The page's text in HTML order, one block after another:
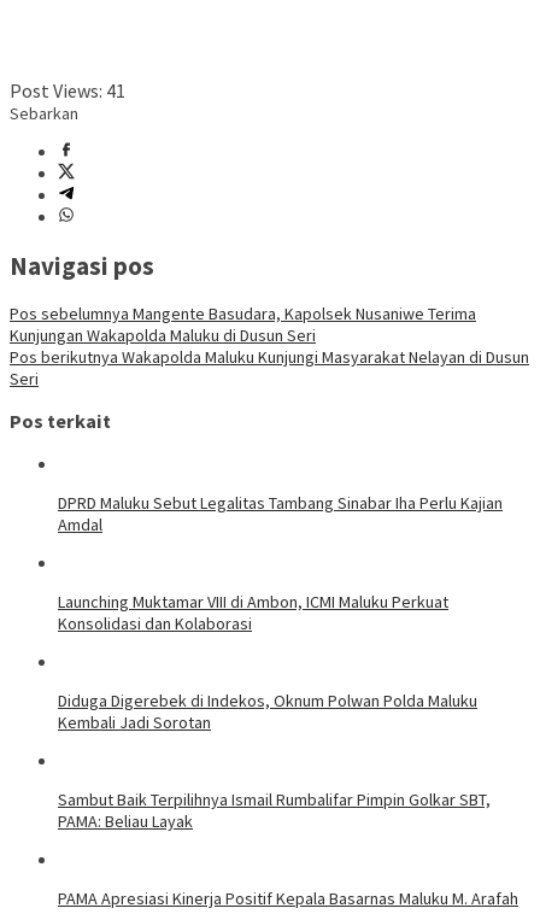
Post Views: 41
Sebarkan
Navigasi pos
Pos sebelumnya Mangente Basudara, Kapolsek Nusaniwe Terima
Kunjungan Wakapolda Maluku di Dusun Seri
Pos berikutnya Wakapolda Maluku Kunjungi Masyarakat Nelayan di Dusun
Seri
Pos terkait
DPRD Maluku Sebut Legalitas Tambang Sinabar Iha Perlu Kajian
Amdal
Launching Muktamar VIII di Ambon, ICMI Maluku Perkuat
Konsolidasi dan Kolaborasi
Diduga Digerebek di Indekos, Oknum Polwan Polda Maluku
Kembali Jadi Sorotan
Sambut Baik Terpilihnya Ismail Rumbalifar Pimpin Golkar SBT,
PAMA: Beliau Layak
PAMA Apresiasi Kinerja Positif Kepala Basarnas Maluku M. Arafah